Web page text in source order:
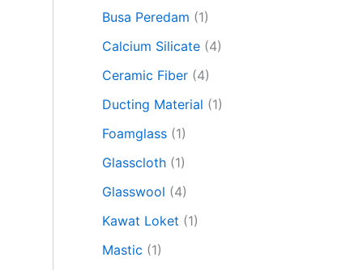
Busa Peredam (1)
Calcium Silicate (4)
Ceramic Fiber (4)
Ducting Material (1)
Foamglass (1)
Glasscloth (1)
Glasswool (4)
Kawat Loket (1)
Mastic (1)